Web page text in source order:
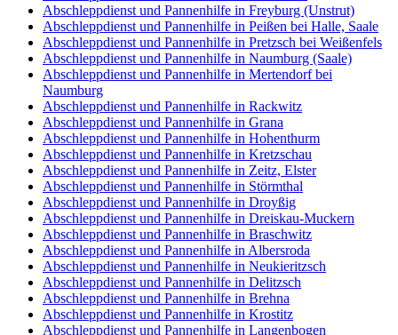
Abschleppdienst und Pannenhilfe in Freyburg (Unstrut)
Abschleppdienst und Pannenhilfe in Peißen bei Halle, Saale
Abschleppdienst und Pannenhilfe in Pretzsch bei Weißenfels
Abschleppdienst und Pannenhilfe in Naumburg (Saale)
Abschleppdienst und Pannenhilfe in Mertendorf bei
Naumburg
Abschleppdienst und Pannenhilfe in Rackwitz
Abschleppdienst und Pannenhilfe in Grana
Abschleppdienst und Pannenhilfe in Hohenthurm
Abschleppdienst und Pannenhilfe in Kretzschau
Abschleppdienst und Pannenhilfe in Zeitz, Elster
Abschleppdienst und Pannenhilfe in Störmthal
Abschleppdienst und Pannenhilfe in Droyßig
Abschleppdienst und Pannenhilfe in Dreiskau-Muckern
Abschleppdienst und Pannenhilfe in Braschwitz
Abschleppdienst und Pannenhilfe in Albersroda
Abschleppdienst und Pannenhilfe in Neukieritzsch
Abschleppdienst und Pannenhilfe in Delitzsch
Abschleppdienst und Pannenhilfe in Brehna
Abschleppdienst und Pannenhilfe in Krostitz
Abschleppdienst und Pannenhilfe in Langenbogen